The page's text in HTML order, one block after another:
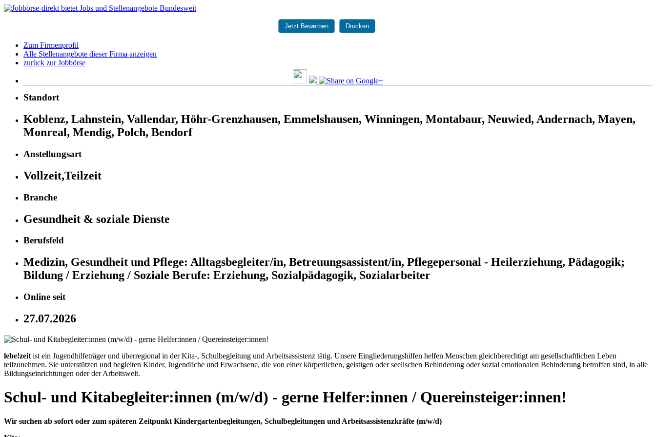
Jetzt Bewerben Drucken
Zum Firmenprofil
Alle Stellenangebote dieser Firma anzeigen
zurück zur Jobbörse
Standort
Koblenz, Lahnstein, Vallendar, Höhr-Grenzhausen, Emmelshausen, Winningen, Montabaur, Neuwied, Andernach, Mayen,
Monreal, Mendig, Polch, Bendorf
Anstellungsart
Vollzeit,Teilzeit
Branche
Gesundheit & soziale Dienste
Berufsfeld
Medizin, Gesundheit und Pflege: Alltagsbegleiter/in, Betreuungsassistent/in, Pflegepersonal - Heilerziehung, Pädagogik;
Bildung / Erziehung / Soziale Berufe: Erziehung, Sozialpädagogik, Sozialarbeiter
Online seit
27.07.2026
lebe!zeit ist ein Jugendhilfeträger und überregional in der Kita-, Schulbegleitung und Arbeitsassistenz tätig. Unsere Eingliederungshilfen helfen Menschen gleichberechtigt am gesellschaftlichen Leben
teilzunehmen. Sie unterstützen und begleiten Kinder, Jugendliche und Erwachsene, die von einer körperlichen, geistigen oder seelischen Behinderung oder sozial emotionalen Behinderung betroffen sind, in alle
Bildungseinrichtungen oder der Arbeitswelt.
Schul- und Kitabegleiter:innen (m/w/d) - gerne Helfer:innen / Quereinsteiger:innen!
Wir suchen ab sofort oder zum späteren Zeitpunkt Kindergartenbegleitungen, Schulbegleitungen und Arbeitsassistenzkräfte (m/w/d)